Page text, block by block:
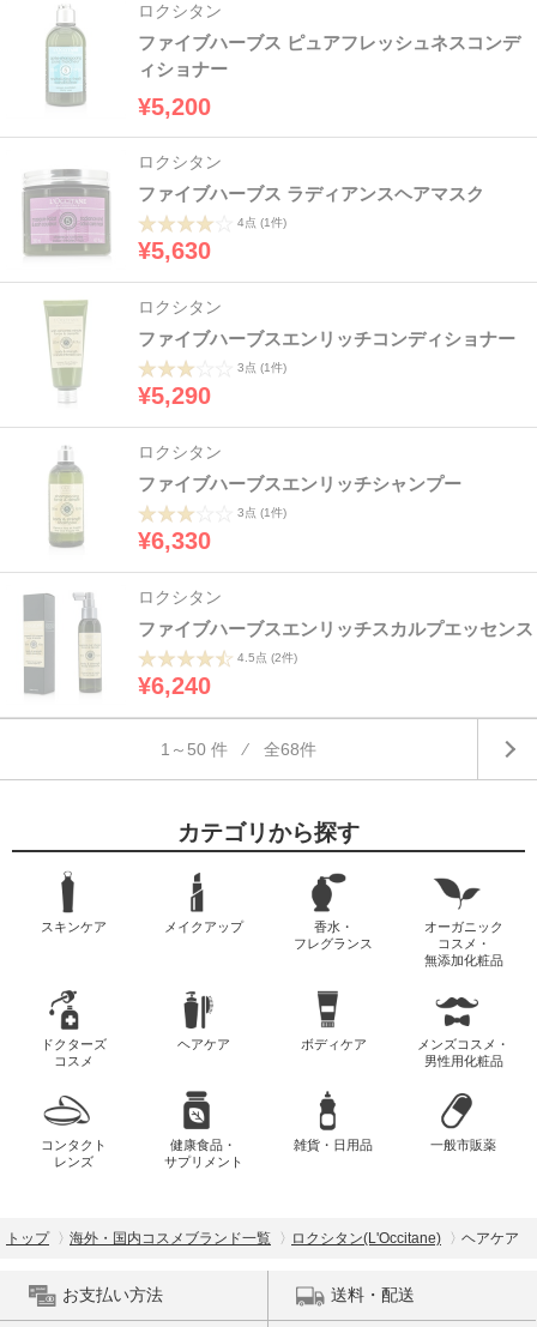
ロクシタン
ファイブハーブス ピュアフレッシュネスコンデ
ィショナー
¥5,200
ロクシタン
ファイブハーブス ラディアンスヘアマスク
4点 (1件)
¥5,630
ロクシタン
ファイブハーブスエンリッチコンディショナー
3点 (1件)
¥5,290
ロクシタン
ファイブハーブスエンリッチシャンプー
3点 (1件)
¥6,330
ロクシタン
ファイブハーブスエンリッチスカルプエッセンス
4.5点 (2件)
¥6,240
1～50 件 ⁄ 全68件
カテゴリから探す
スキンケア メイクアップ
香水・
フレグランス
オーガニック
コスメ・
無添加化粧品
ドクターズ
コスメ
ヘアケア ボディケア
メンズコスメ・
男性用化粧品
コンタクト
レンズ
健康食品・
サプリメント
雑貨・日用品 一般市販薬
トップ 海外・国内コスメブランド一覧 ロクシタン(L'Occitane) ヘアケア
お支払い方法 送料・配送